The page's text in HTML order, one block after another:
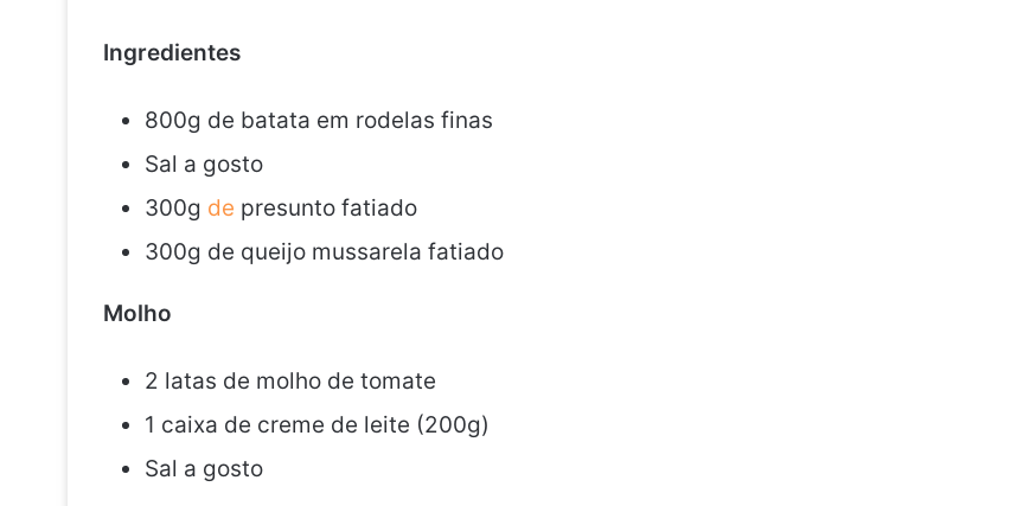
Ingredientes
800g de batata em rodelas finas
Sal a gosto
300g de presunto fatiado
300g de queijo mussarela fatiado
Molho
2 latas de molho de tomate
1 caixa de creme de leite (200g)
Sal a gosto